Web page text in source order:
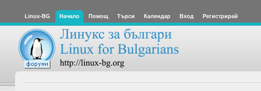
Linux-BG Начало Помощ Търси Календар Вход Регистрирай